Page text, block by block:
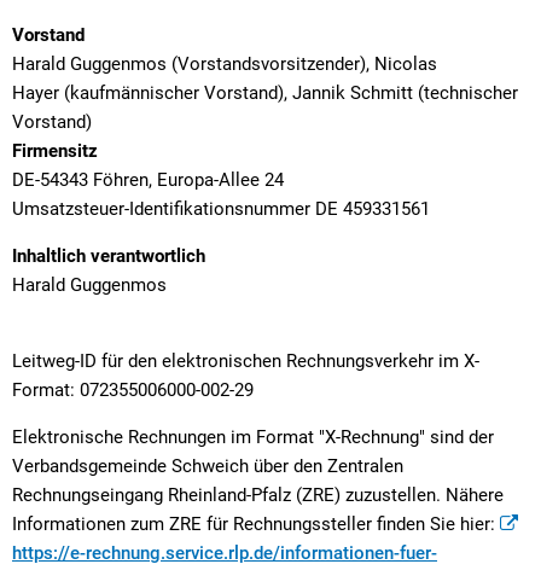
Vorstand
Harald Guggenmos (Vorstandsvorsitzender), Nicolas
Hayer (kaufmännischer Vorstand), Jannik Schmitt (technischer
Vorstand)
Firmensitz
DE-54343 Föhren, Europa-Allee 24
Umsatzsteuer-Identifikationsnummer DE 459331561
Inhaltlich verantwortlich
Harald Guggenmos
Leitweg-ID für den elektronischen Rechnungsverkehr im X-
Format: 072355006000-002-29
Elektronische Rechnungen im Format "X-Rechnung" sind der
Verbandsgemeinde Schweich über den Zentralen
Rechnungseingang Rheinland-Pfalz (ZRE) zuzustellen. Nähere
Informationen zum ZRE für Rechnungssteller finden Sie hier:
https://e-rechnung.service.rlp.de/informationen-fuer-